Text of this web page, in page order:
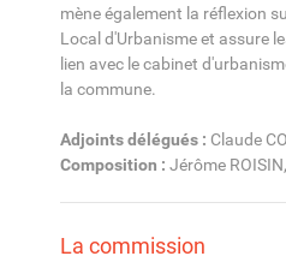
mène également la réflexion
Local d'Urbanisme et assure
lien avec le cabinet
la commune.
Adjoints délégués : Claude
Composition : Jérôme
La commission